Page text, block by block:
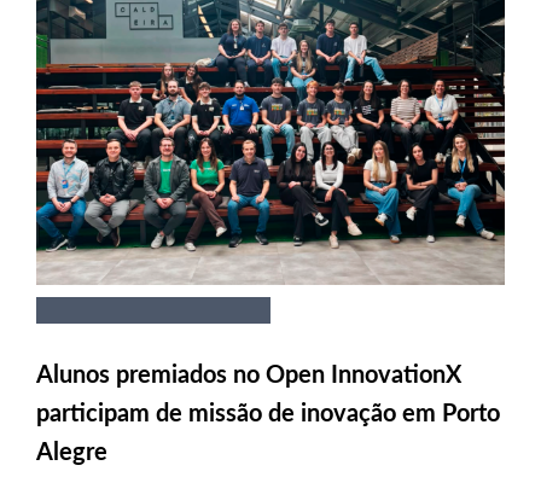
Alunos premiados no Open InnovationX
participam de missão de inovação em Porto
Alegre